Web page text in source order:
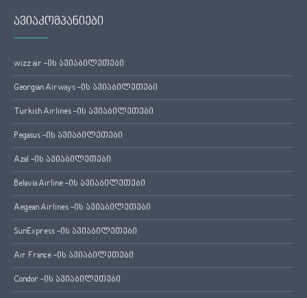
ავიაკომპანიები
wizz air -ის ავიაბილეთები
Georgian Airways -ის ავიაბილეთები
Turkish Airlines -ის ავიაბილეთები
Pegasus -ის ავიაბილეთები
Azal -ის ავიაბილეთები
Belavia Airline -ის ავიაბილეთები
Aegean Airlines -ის ავიაბილეთები
SunExpress -ის ავიაბილეთები
Air France -ის ავიაბილეთები
Condor -ის ავიაბილეთები